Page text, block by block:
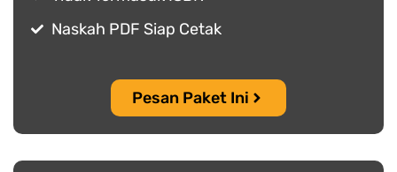
Naskah PDF Siap Cetak
Pesan Paket Ini